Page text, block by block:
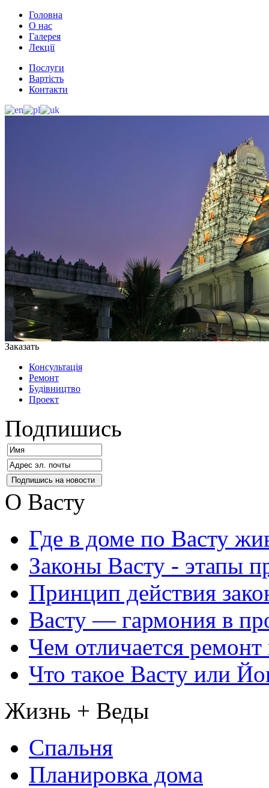
Головна
О нас
Галерея
Лекції
Послуги
Вартість
Контакти
Заказать
Консультація
Ремонт
Будівництво
Проект
Подпишись
О Васту
Где в доме по Васту
Законы Васту - этапы
Принцип действия
Васту — гармония в
Чем отличается
Что такое Васту или
Жизнь + Веды
Спальня
Планировка дома